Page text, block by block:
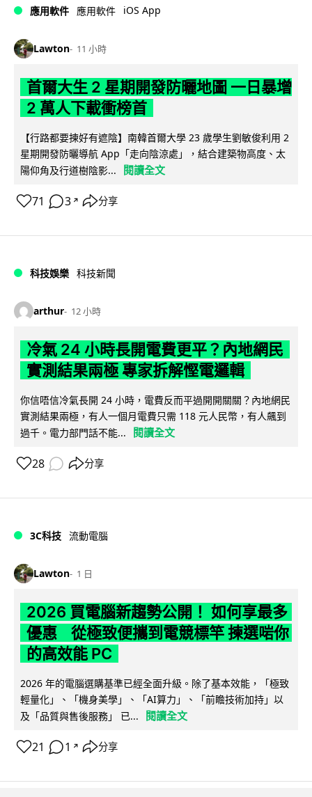
應用軟件 應用軟件 iOS App
Lawton 11 小時
首爾大生 2 星期開發防曬地圖 一日暴增
2 萬人下載衝榜首
【行路都要揀好有遮陰】南韓首爾大學 23 歲學生劉敏俊利用 2
星期開發防曬導航 App「走向陰涼處」，結合建築物高度、太
陽仰角及行道樹陰影...
閱讀全文
71 3 ↗ 分享
科技娛樂 科技新聞
arthur 12 小時
冷氣 24 小時長開電費更平？內地網民
實測結果兩極 專家拆解慳電邏輯
你信唔信冷氣長開 24 小時，電費反而平過開開關關？內地網民
實測結果兩極，有人一個月電費只需 118 元人民幣，有人飆到
過千。電力部門話不能...
閱讀全文
28 分享
3C科技 流動電腦
Lawton 1 日
2026 買電腦新趨勢公開！ 如何享最多
優惠 從極致便攜到電競標竿 揀選啱你
的高效能 PC
2026 年的電腦選購基準已經全面升級。除了基本效能，「極致
輕量化」、「機身美學」、「AI算力」、「前瞻技術加持」以
及「品質與售後服務」 已...
閱讀全文
21 1 ↗ 分享